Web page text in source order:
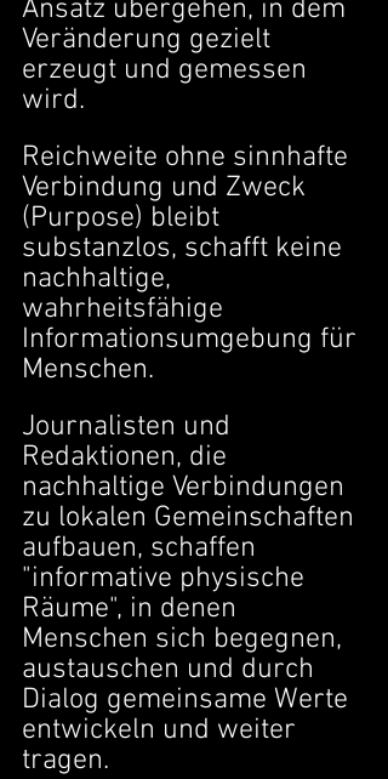
Ansatz übergehen, in dem
Veränderung gezielt
erzeugt und gemessen
wird.
Reichweite ohne sinnhafte
Verbindung und Zweck
(Purpose) bleibt
substanzlos, schafft keine
nachhaltige,
wahrheitsfähige
Informationsumgebung für
Menschen.
Journalisten und
Redaktionen, die
nachhaltige Verbindungen
zu lokalen Gemeinschaften
aufbauen, schaffen
"informative physische
Räume", in denen
Menschen sich begegnen,
austauschen und durch
Dialog gemeinsame Werte
entwickeln und weiter
tragen.